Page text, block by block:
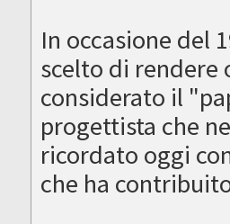
In occasione del
scelto di rendere
considerato il
progettista che
ricordato oggi
che ha